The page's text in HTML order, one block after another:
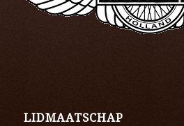
LIDMAATSCHAP